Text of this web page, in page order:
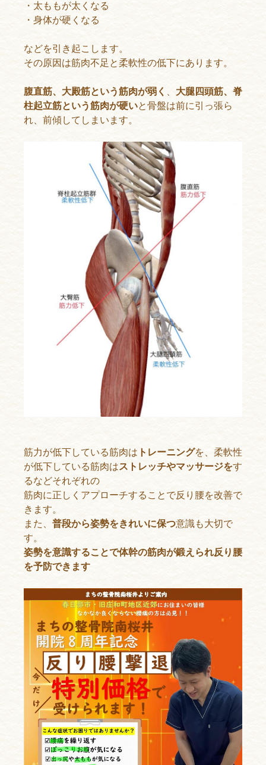
・太ももが太くなる
・身体が硬くなる
などを引き起こします。
その原因は筋肉不足と柔軟性の低下にあります。
腹直筋、大殿筋という筋肉が弱く
大腿四頭筋、脊
柱起立筋という筋肉が硬いと骨盤は前に引っ張ら
れ、前傾してしまいます。
筋力が低下している筋肉は トレーニングを、柔軟性
が低下している筋肉はストレッチやマッサージをす
るなどそれぞれの
筋肉に正しくアプローチすることで反り腰を改善で
きます。
また、 普段から姿勢をきれいに保つ意識も大切で
す。
姿勢を意識することで体幹の筋肉が鍛えられ反り腰
を予防できます